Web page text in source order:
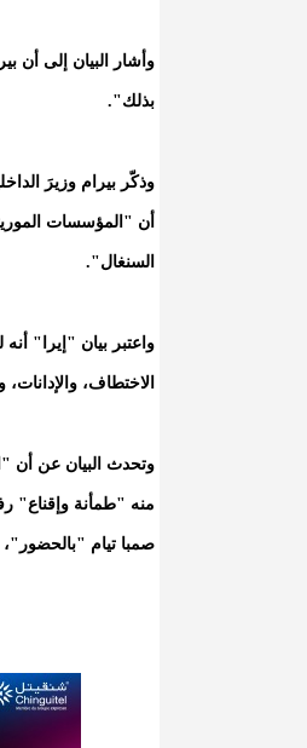
وأشار البيان إلى أن
بذلك".
وذكّر بيرام وزيرَ
أن "المؤسسات
السنغال".
واعتبر بيان "إيرا"
الاختطاف،
وتحدث البيان عن أن
منه "طمأنة وإقناع"
صمبا تيام